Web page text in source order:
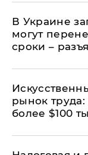
В Украине
могут
сроки –
рынок труда:
более $100